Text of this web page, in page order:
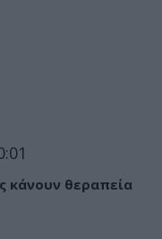
κάνουν θεραπεία